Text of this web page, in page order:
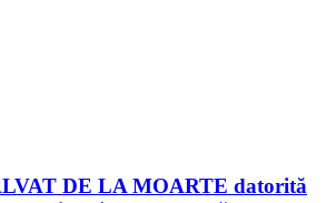
DE LA MOARTE datorită